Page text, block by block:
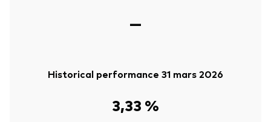
—
Historical performance 31 mars 2026
3,33 %